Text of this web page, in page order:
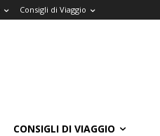
Consigli di Viaggio
CONSIGLI DI VIAGGIO